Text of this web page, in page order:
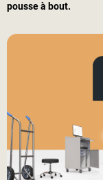
pousse à bout.